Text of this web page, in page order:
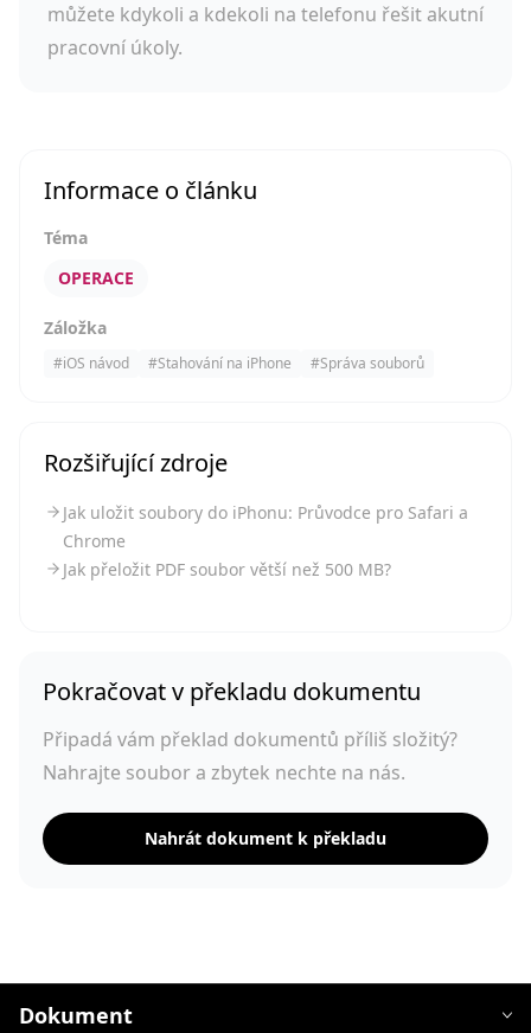
můžete kdykoli a kdekoli na telefonu řešit akutní
pracovní úkoly.
Informace o článku
Téma
OPERACE
Záložka
#iOS návod #Stahování na iPhone #Správa souborů
Rozšiřující zdroje
Jak uložit soubory do iPhonu: Průvodce pro Safari a
Chrome
Jak přeložit PDF soubor větší než 500 MB?
Pokračovat v překladu dokumentu
Připadá vám překlad dokumentů příliš složitý?
Nahrajte soubor a zbytek nechte na nás.
Nahrát dokument k překladu
Dokument